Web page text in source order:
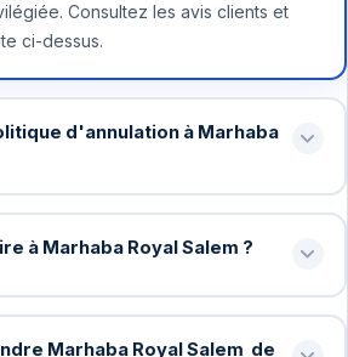
Consultez les avis clients et
ci-dessus.
d'annulation à Marhaba
jusqu'à 48 heures avant votre
Royal Salem . Au-delà, une nuit peut
- vérifiez lors de la réservation.
à Marhaba Royal Salem ?
15h / Check-out standard: 11h chez
. Vous pouvez demander un
Marhaba Royal Salem de